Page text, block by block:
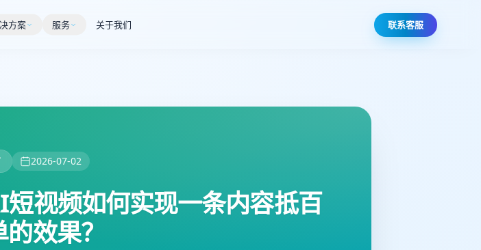
方案 服务 关于我们 联系客服
2026-07-02
视频如何实现一条内容抵百
效果？